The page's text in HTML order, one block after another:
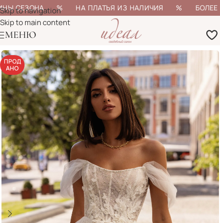
СЕЗОНА % НА ПЛАТЬЯ ИЗ НАЛИЧИЯ % БОЛЕЕ
Skip to navigation
Skip to main content
МЕНЮ
ПРОД
АНО